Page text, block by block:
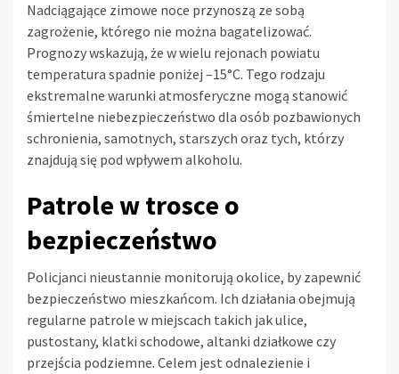
Nadciągające zimowe noce przynoszą ze sobą
zagrożenie, którego nie można bagatelizować.
Prognozy wskazują, że w wielu rejonach powiatu
temperatura spadnie poniżej –15°C. Tego rodzaju
ekstremalne warunki atmosferyczne mogą stanowić
śmiertelne niebezpieczeństwo dla osób pozbawionych
schronienia, samotnych, starszych oraz tych, którzy
znajdują się pod wpływem alkoholu.
Patrole w trosce o
bezpieczeństwo
Policjanci nieustannie monitorują okolice, by zapewnić
bezpieczeństwo mieszkańcom. Ich działania obejmują
regularne patrole w miejscach takich jak ulice,
pustostany, klatki schodowe, altanki działkowe czy
przejścia podziemne. Celem jest odnalezienie i